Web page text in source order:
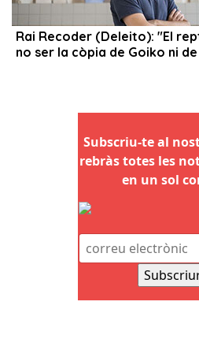
Subscriu-te al
rebràs totes les
en un sol